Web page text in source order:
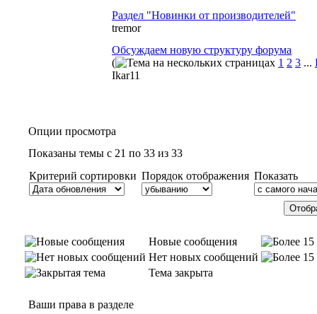
Раздел "Новинки от производителей"
tremor
Обсуждаем новую структуру форума
(
1 2 3 ...
Ikar11
Опции просмотра
Показаны темы с 21 по 33 из 33
Критерий сортировки Порядок отображения Показать
Новые сообщения
Нет новых сообщений
Тема закрыта
Ваши права в разделе